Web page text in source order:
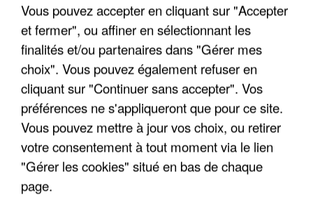
APRÈS TOUTES CES CANICULES, LES REFUGES
DE FAUNE SAUVAGE SONT...
Vous pouvez accepter en cliquant sur "Accepter
et fermer", ou affiner en sélectionnant les
finalités et/ou partenaires dans "Gérer mes
choix". Vous pouvez également refuser en
cliquant sur "Continuer sans accepter". Vos
préférences ne s'appliqueront que pour ce site.
Vous pouvez mettre à jour vos choix, ou retirer
votre consentement à tout moment via le lien
"Gérer les cookies" situé en bas de chaque
page.